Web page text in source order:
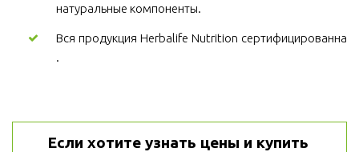
натуральные компоненты.
Вся продукция Herbalife Nutrition сертифицированна
.
Если хотите узнать цены и купить